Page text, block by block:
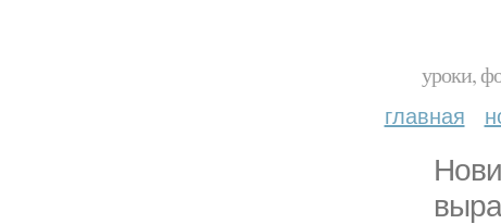
уроки,
главная